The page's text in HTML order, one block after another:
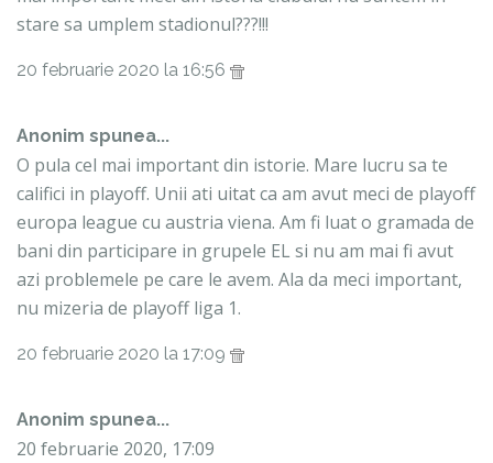
stare sa umplem stadionul???!!!
20 februarie 2020 la 16:56
Anonim spunea...
O pula cel mai important din istorie. Mare lucru sa te
califici in playoff. Unii ati uitat ca am avut meci de playoff
europa league cu austria viena. Am fi luat o gramada de
bani din participare in grupele EL si nu am mai fi avut
azi problemele pe care le avem. Ala da meci important,
nu mizeria de playoff liga 1.
20 februarie 2020 la 17:09
Anonim spunea...
20 februarie 2020, 17:09